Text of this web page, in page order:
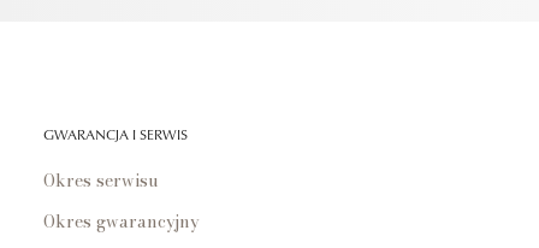
GWARANCJA I SERWIS
Okres serwisu
Okres gwarancyjny